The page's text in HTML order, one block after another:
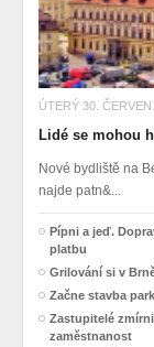
ÚTERÝ 30.
Lidé se mohou
Nové bydliště na
najde patn&...
Pípni a jeď.
platbu
Grilování si v
Začne stavba
Zastupitelé
zaměstnanost